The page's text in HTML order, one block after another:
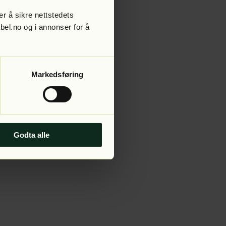
å sikre nettstedets
og i annonser for å
Markedsføring
Godta alle